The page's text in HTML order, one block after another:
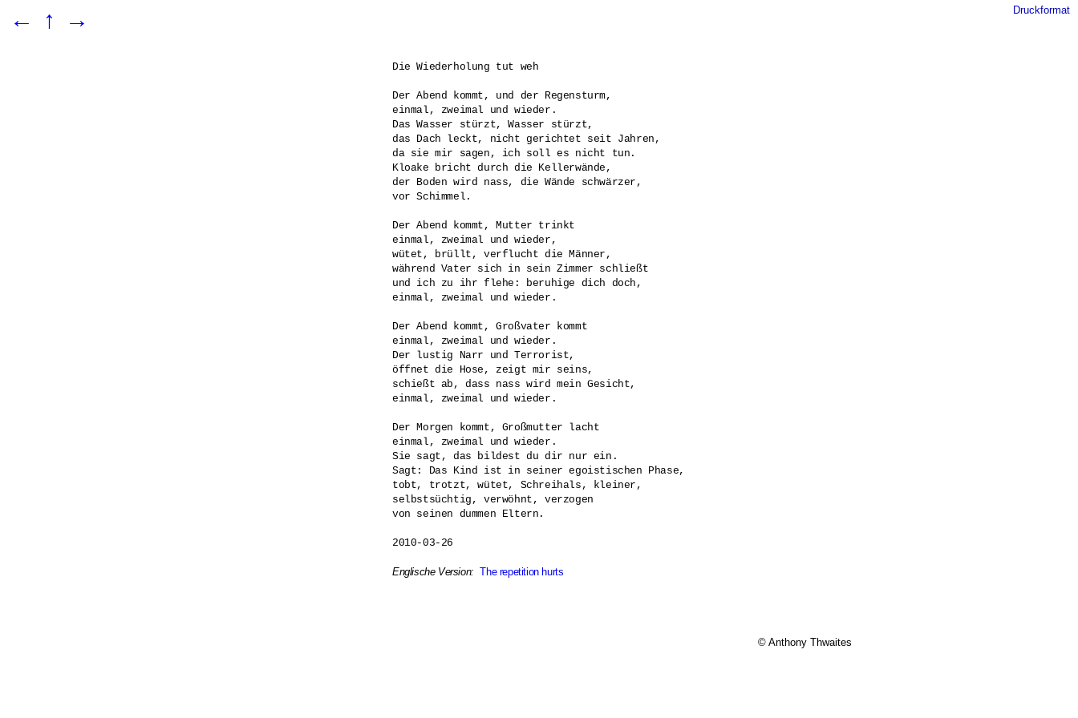
← ↑ → Druckformat
Die Wiederholung tut weh
Der Abend kommt, und der Regensturm,
einmal, zweimal und wieder.
Das Wasser stürzt, Wasser stürzt,
das Dach leckt, nicht gerichtet seit Jahren,
da sie mir sagen, ich soll es nicht tun.
Kloake bricht durch die Kellerwände,
der Boden wird nass, die Wände schwärzer,
vor Schimmel.
Der Abend kommt, Mutter trinkt
einmal, zweimal und wieder,
wütet, brüllt, verflucht die Männer,
während Vater sich in sein Zimmer schließt
und ich zu ihr flehe: beruhige dich doch,
einmal, zweimal und wieder.
Der Abend kommt, Großvater kommt
einmal, zweimal und wieder.
Der lustig Narr und Terrorist,
öffnet die Hose, zeigt mir seins,
schießt ab, dass nass wird mein Gesicht,
einmal, zweimal und wieder.
Der Morgen kommt, Großmutter lacht
einmal, zweimal und wieder.
Sie sagt, das bildest du dir nur ein.
Sagt: Das Kind ist in seiner egoistischen Phase,
tobt, trotzt, wütet, Schreihals, kleiner,
selbstsüchtig, verwöhnt, verzogen
von seinen dummen Eltern.
2010-03-26
Englische Version: The repetition hurts
© Anthony Thwaites